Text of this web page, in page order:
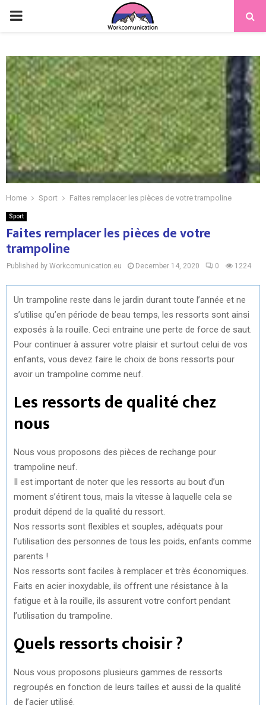
PRIMARY
Home Sport Faites remplacer les pièces de votre trampoline
Sport
Faites remplacer les pièces de votre
trampoline
Published by Workcomunication.eu December 14, 2020 0 1224
Un trampoline reste dans le jardin durant toute l’année et ne
s’utilise qu’en période de beau temps, les ressorts sont ainsi
exposés à la rouille. Ceci entraine une perte de force de saut.
Pour continuer à assurer votre plaisir et surtout celui de vos
enfants, vous devez faire le choix de bons ressorts pour
avoir un trampoline comme neuf.
Les ressorts de qualité chez
nous
Nous vous proposons des pièces de rechange pour
trampoline neuf.
Il est important de noter que les ressorts au bout d’un
moment s’étirent tous, mais la vitesse à laquelle cela se
produit dépend de la qualité du ressort.
Nos ressorts sont flexibles et souples, adéquats pour
l’utilisation des personnes de tous les poids, enfants comme
parents !
Nos ressorts sont faciles à remplacer et très économiques.
Faits en acier inoxydable, ils offrent une résistance à la
fatigue et à la rouille, ils assurent votre confort pendant
l’utilisation du trampoline.
Quels ressorts choisir ?
Nous vous proposons plusieurs gammes de ressorts
regroupés en fonction de leurs tailles et aussi de la qualité
de l’acier utilisé.